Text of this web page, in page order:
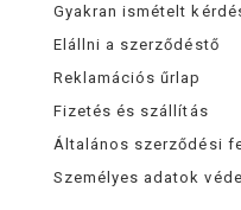
Gyakran ismételt
Elállni a szerződéstő
Reklamációs űrlap
Fizetés és szállítás
Általános szerződési
Személyes adatok